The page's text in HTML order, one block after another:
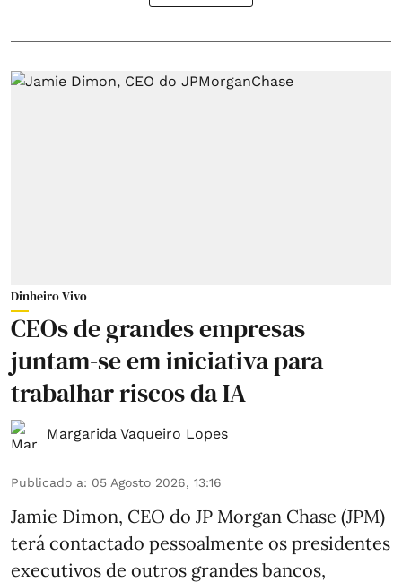
Dinheiro Vivo
CEOs de grandes empresas
juntam-se em iniciativa para
trabalhar riscos da IA
Margarida Vaqueiro Lopes
Publicado a: 05 Agosto 2026, 13:16
Jamie Dimon, CEO do JP Morgan Chase (JPM)
terá contactado pessoalmente os presidentes
executivos de outros grandes bancos,